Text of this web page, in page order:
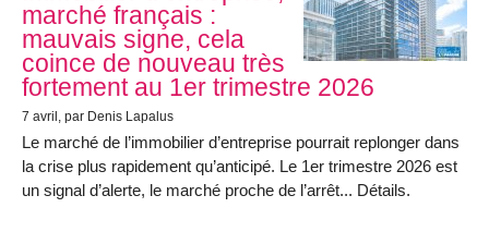
marché français :
mauvais signe, cela
coince de nouveau très
fortement au 1er trimestre 2026
7 avril , par Denis Lapalus
Le marché de l’immobilier d’entreprise pourrait replonger dans
la crise plus rapidement qu’anticipé. Le 1er trimestre 2026 est
un signal d’alerte, le marché proche de l’arrêt... Détails.